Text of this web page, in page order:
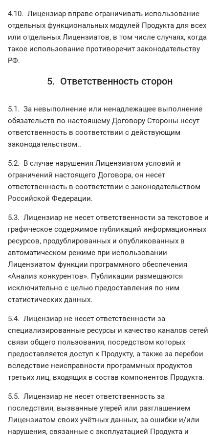
4.10. Лицензиар вправе ограничивать использование
отдельных функциональных модулей Продукта для всех
или отдельных Лицензиатов, в том числе случаях, когда
такое использование противоречит законодательству
РФ.
5. Ответственность сторон
5.1. За невыполнение или ненадлежащее выполнение
обязательств по настоящему Договору Стороны несут
ответственность в соответствии с действующим
законодательством..
5.2. В случае нарушения Лицензиатом условий и
ограничений настоящего Договора, он несет
ответственность в соответствии с законодательством
Российской Федерации.
5.3. Лицензиар не несет ответственности за текстовое и
графическое содержимое публикаций информационных
ресурсов, продублированных и опубликованных в
автоматическом режиме при использовании
Лицензиатом функции программного обеспечения
«Анализ конкурентов». Публикации размещаются
исключительно с целью предоставления по ним
статистических данных.
5.4. Лицензиар не несет ответственности за
специализированные ресурсы и качество каналов сетей
связи общего пользования, посредством которых
предоставляется доступ к Продукту, а также за перебои
вследствие неисправности программных продуктов
третьих лиц, входящих в состав компонентов Продукта.
5.5. Лицензиар не несет ответственность за
последствия, вызванные утерей или разглашением
Лицензиатом своих учётных данных, за ошибки и/или
нарушения, связанные с эксплуатацией Продукта и